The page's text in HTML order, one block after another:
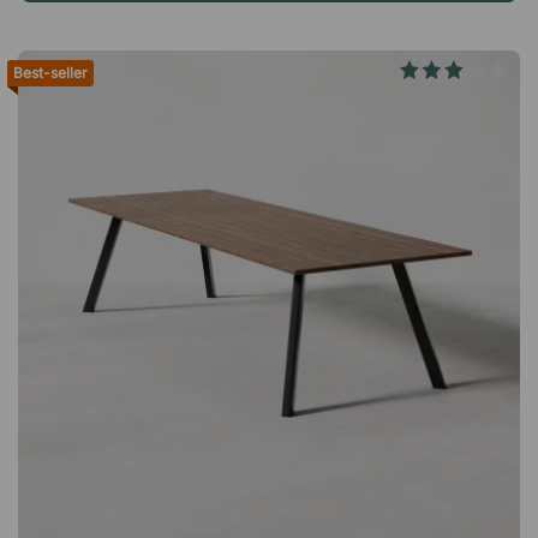
espaces lounge et aux bureaux en open space. La flexibilité
elle est nécessaire à l’instant présent : au bureau, lors
d’événements ou dans des environnements de réunion
meilleure circulation sanguine Surface particulièrement
résistante à l’usure et aux rayures Facile à déplacer et à
adapter selon les besoins Design intemporel qui s’intègre dans
tous les environnementsCette table haute de café minimaliste
se compose d'un plateau rond et d'une colonne ronde. Elle est
disponible en plusieurs tailles et couleurs, ce qui permet de
l'assortir facilement à d'autres éléments d'ameublement.
Plateau de table en stratifié durable. Pied colonne avec base
stable en acier. Design épuré disponible en plusieurs couleurs.
Best-seller